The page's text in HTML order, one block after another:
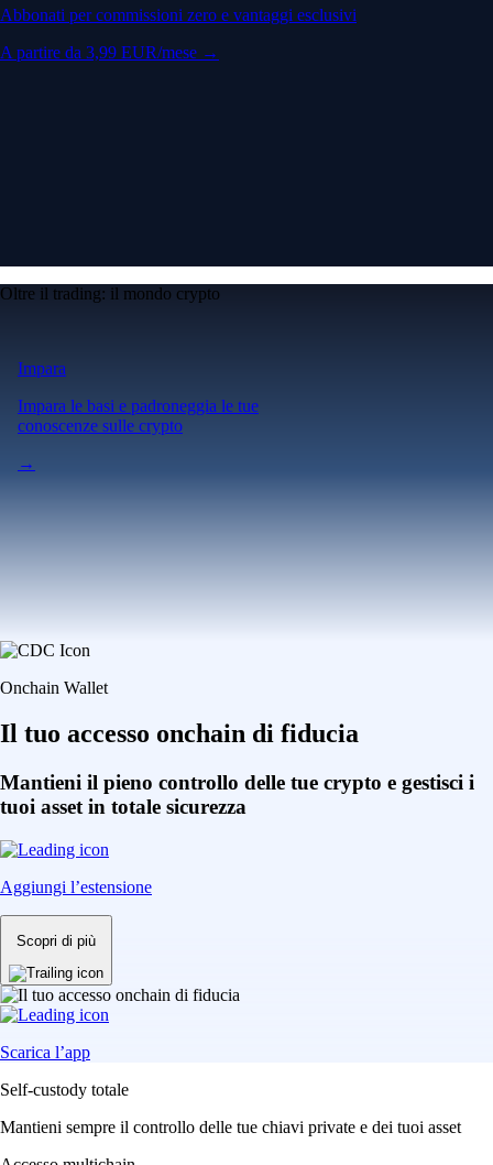
Abbonati per commissioni zero e vantaggi esclusivi
A partire da 3,99 EUR/mese →
Oltre il trading: il mondo crypto
Impara
Impara le basi e padroneggia le tue
conoscenze sulle crypto
→
Onchain Wallet
Il tuo accesso onchain di fiducia
Mantieni il pieno controllo delle tue crypto e gestisci i
tuoi asset in totale sicurezza
Aggiungi l’estensione
Scopri di più
Scarica l’app
Self-custody totale
Mantieni sempre il controllo delle tue chiavi private e dei tuoi asset